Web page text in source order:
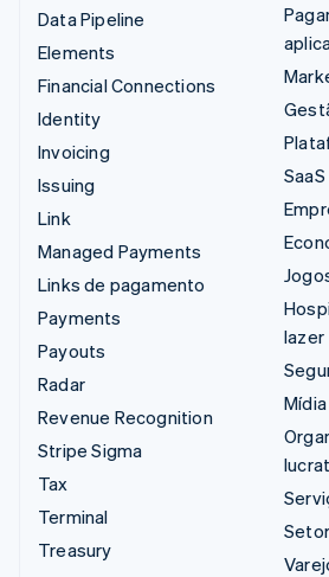
Data Pipeline
Elements
Financial Connections
Identity
Invoicing
Issuing
Link
Managed Payments
Links de pagamento
Payments
Payouts
Radar
Revenue Recognition
Stripe Sigma
Tax
Terminal
Treasury
SaaS
lazer